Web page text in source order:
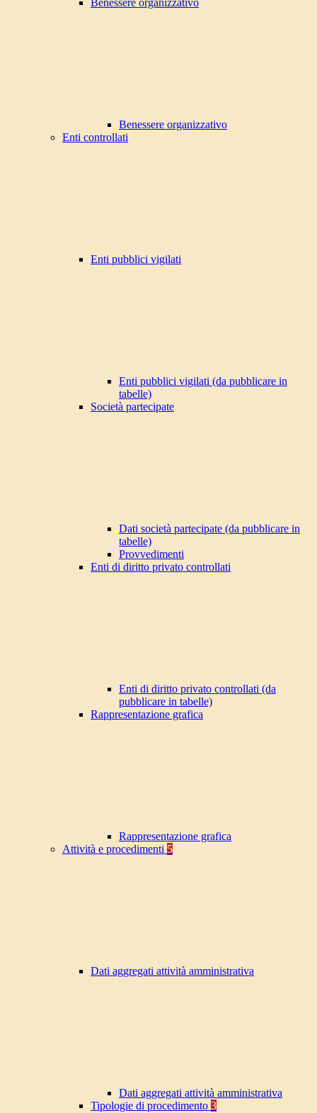
Benessere organizzativo
Benessere organizzativo
Enti controllati
Enti pubblici vigilati
Enti pubblici vigilati (da pubblicare in
tabelle)
Società partecipate
Dati società partecipate (da pubblicare in
tabelle)
Provvedimenti
Enti di diritto privato controllati
Enti di diritto privato controllati (da
pubblicare in tabelle)
Rappresentazione grafica
Rappresentazione grafica
Attività e procedimenti 5
Dati aggregati attività amministrativa
Dati aggregati attività amministrativa
Tipologie di procedimento 3